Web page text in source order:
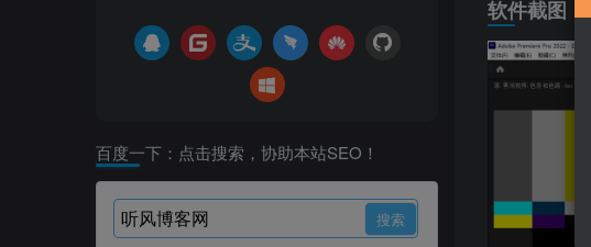
软件截图
百度一下：点击搜索，协助本站SEO！